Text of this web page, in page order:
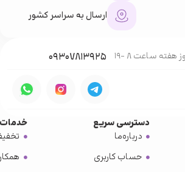
ارسال به سراسر کشور
دسترسی سریع
درباره‌ما
حساب کاربری
۰۹۳۰۷۸۱۳۹۲۵